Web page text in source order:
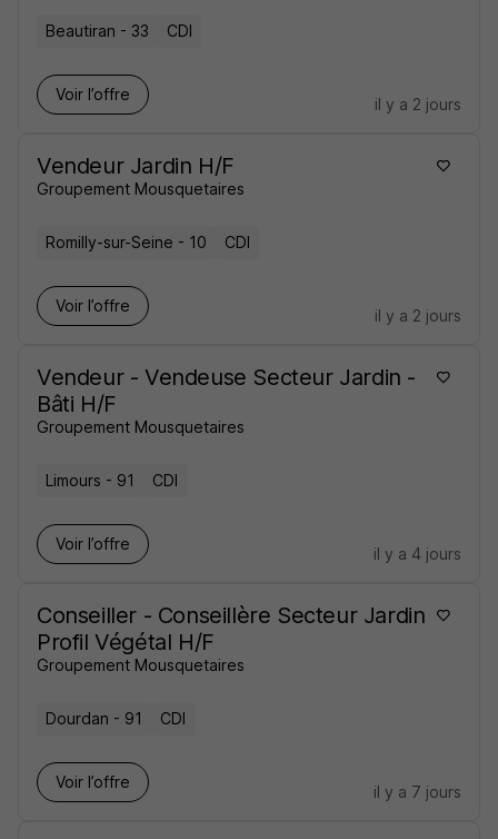
Beautiran - 33 CDI
Voir l’offre
il y a 2 jours
Vendeur Jardin H/F
Groupement Mousquetaires
Romilly-sur-Seine - 10 CDI
Voir l’offre
il y a 2 jours
Vendeur - Vendeuse Secteur Jardin -
Bâti H/F
Groupement Mousquetaires
Limours - 91 CDI
Voir l’offre
il y a 4 jours
Conseiller - Conseillère Secteur Jardin
Profil Végétal H/F
Groupement Mousquetaires
Dourdan - 91 CDI
Voir l’offre
il y a 7 jours